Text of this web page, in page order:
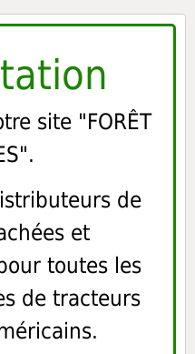
site "FORÊT
de
et
toutes les
de tracteurs